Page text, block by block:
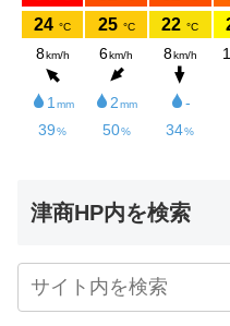
津商HP内を検索